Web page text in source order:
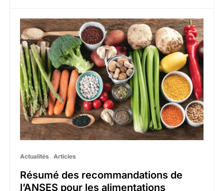
Actualités Articles
Résumé des recommandations de
l’ANSES pour les alimentations